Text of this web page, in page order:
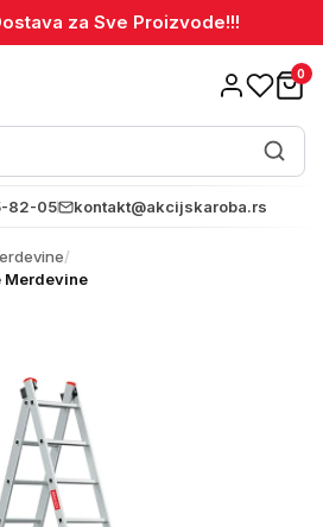
za Sve Proizvode!!!
0
82-05 kontakt@akcijskaroba.rs
/
Merdevine